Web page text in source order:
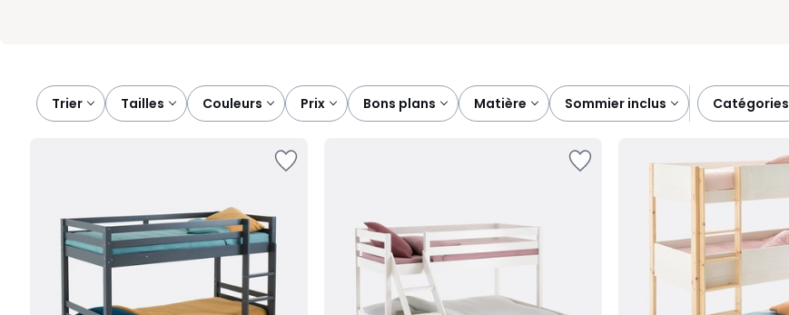
Trier tailles couleurs prix bons plans matière sommier inclus catégories